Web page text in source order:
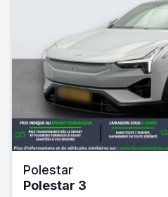
Polestar
Polestar 3